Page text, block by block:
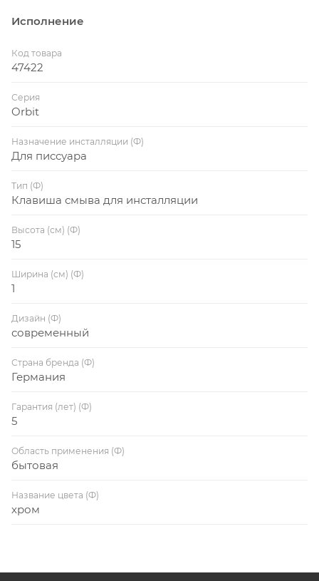
Исполнение
Код товара
47422
Серия
Orbit
Назначение инсталляции (Ф)
Для писсуара
Тип (Ф)
Клавиша смыва для инсталляции
Высота (см) (Ф)
15
Ширина (см) (Ф)
1
Дизайн (Ф)
современный
Страна бренда (Ф)
Германия
Гарантия (лет) (Ф)
5
Область применения (Ф)
бытовая
Название цвета (Ф)
хром